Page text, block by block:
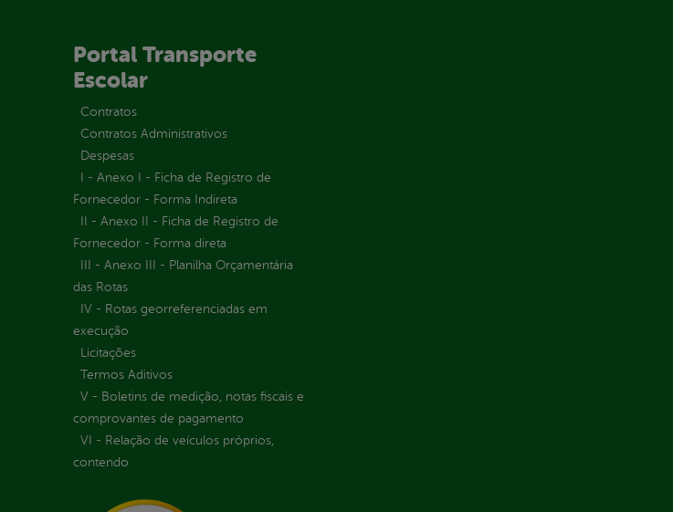
Portal Transporte
Escolar
Contratos
Contratos Administrativos
Despesas
I - Anexo I - Ficha de Registro de
Fornecedor - Forma Indireta
II - Anexo II - Ficha de Registro de
Fornecedor - Forma direta
III - Anexo III - Planilha Orçamentária
das Rotas
IV - Rotas georreferenciadas em
execução
Licitações
Termos Aditivos
V - Boletins de medição, notas fiscais e
comprovantes de pagamento
VI - Relação de veículos próprios,
contendo